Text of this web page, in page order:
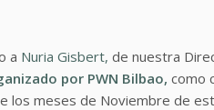
a Nuria Gisbert, de nuestra
por PWN Bilbao, como
los meses de Noviembre de